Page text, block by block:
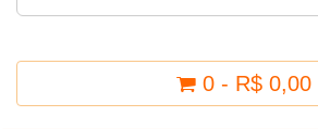
0 - R$ 0,00